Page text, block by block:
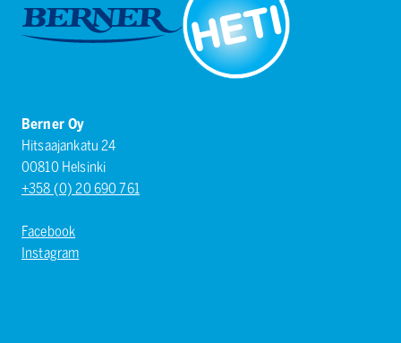
Berner Oy
Hitsaajankatu 24
00810 Helsinki
+358 (0) 20 690 761
Facebook
Instagram